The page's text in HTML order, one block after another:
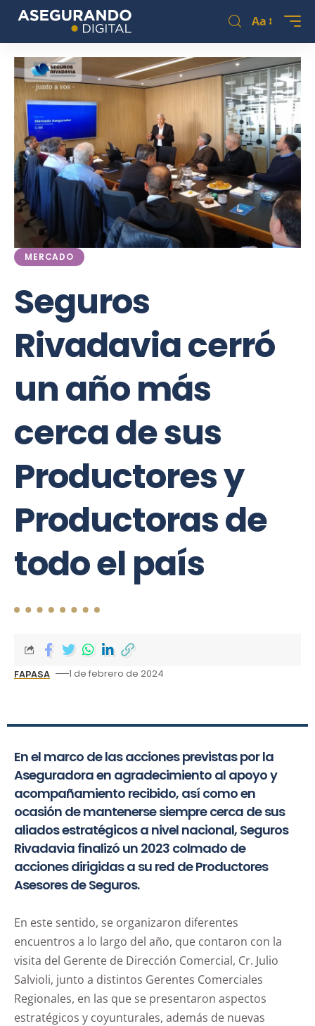
Aa
MERCADO
Seguros
Rivadavia cerró
un año más
cerca de sus
Productores y
Productoras de
todo el país
FAPASA 1 de febrero de 2024
En el marco de las acciones previstas por la
Aseguradora en agradecimiento al apoyo y
acompañamiento recibido, así como en
ocasión de mantenerse siempre cerca de sus
aliados estratégicos a nivel nacional, Seguros
Rivadavia finalizó un 2023 colmado de
acciones dirigidas a su red de Productores
Asesores de Seguros.
En este sentido, se organizaron diferentes
encuentros a lo largo del año, que contaron con la
visita del Gerente de Dirección Comercial, Cr. Julio
Salvioli, junto a distintos Gerentes Comerciales
Regionales, en las que se presentaron aspectos
estratégicos y coyunturales, además de nuevas